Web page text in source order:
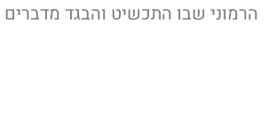
הרמוני שבו התכשיט והבגד